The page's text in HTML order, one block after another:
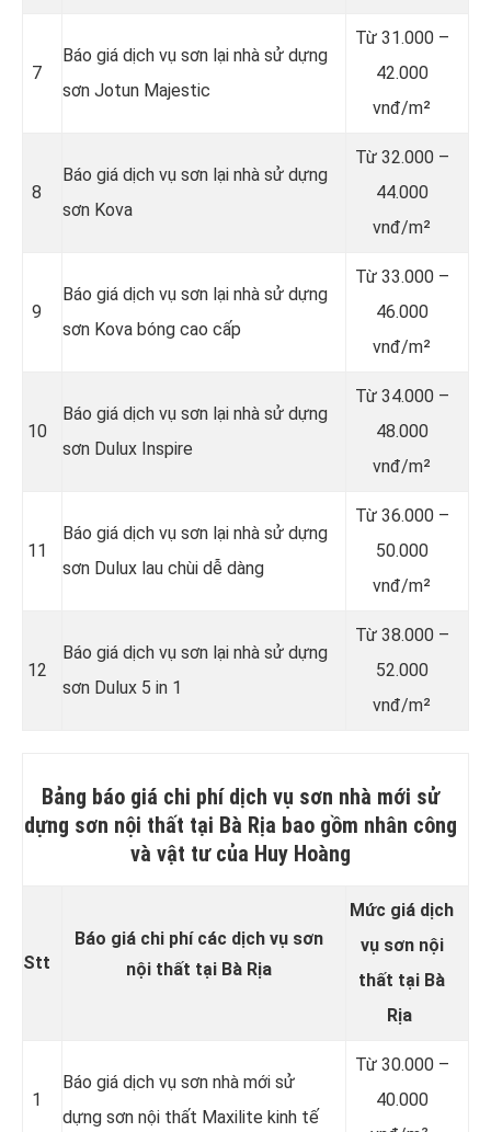
7
Báo giá dịch vụ sơn lại nhà sử dựng
sơn Jotun Majestic
Từ 31.000 –
42.000
vnđ/m²
8
Báo giá dịch vụ sơn lại nhà sử dựng
sơn Kova
Từ 32.000 –
44.000
vnđ/m²
9
Báo giá dịch vụ sơn lại nhà sử dựng
sơn Kova bóng cao cấp
Từ 33.000 –
46.000
vnđ/m²
10
Báo giá dịch vụ sơn lại nhà sử dựng
sơn Dulux Inspire
Từ 34.000 –
48.000
vnđ/m²
11
Báo giá dịch vụ sơn lại nhà sử dựng
sơn Dulux lau chùi dễ dàng
Từ 36.000 –
50.000
vnđ/m²
12
Báo giá dịch vụ sơn lại nhà sử dựng
sơn Dulux 5 in 1
Từ 38.000 –
52.000
vnđ/m²
Bảng báo giá chi phí dịch vụ sơn nhà mới sử
dựng sơn nội thất tại Bà Rịa bao gồm nhân công
và vật tư của Huy Hoàng
Stt
Báo giá chi phí các dịch vụ sơn
nội thất tại Bà Rịa
Mức giá dịch
vụ sơn nội
thất tại Bà
Rịa
1
Báo giá dịch vụ sơn nhà mới sử
dựng sơn nội thất Maxilite kinh tế
Từ 30.000 –
40.000